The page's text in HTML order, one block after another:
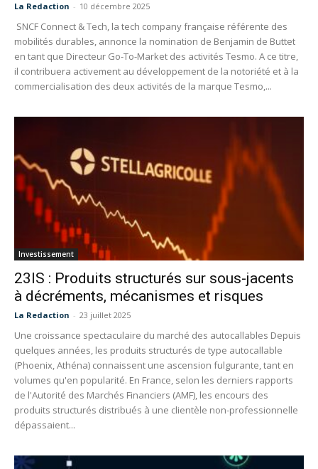
La Redaction - 10 décembre 2025
SNCF Connect & Tech, la tech company française référente des
mobilités durables, annonce la nomination de Benjamin de Buttet
en tant que Directeur Go-To-Market des activités Tesmo. A ce titre,
il contribuera activement au développement de la notoriété et à la
commercialisation des deux activités de la marque Tesmo,...
Investissement
23IS : Produits structurés sur sous-jacents
à décréments, mécanismes et risques
La Redaction - 23 juillet 2025
Une croissance spectaculaire du marché des autocallables Depuis
quelques années, les produits structurés de type autocallable
(Phoenix, Athéna) connaissent une ascension fulgurante, tant en
volumes qu'en popularité. En France, selon les derniers rapports
de l'Autorité des Marchés Financiers (AMF), les encours des
produits structurés distribués à une clientèle non-professionnelle
dépassaient...